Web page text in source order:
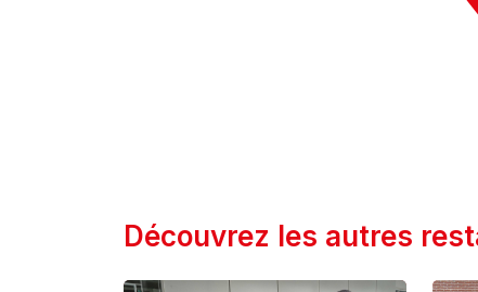
Découvrez les autres